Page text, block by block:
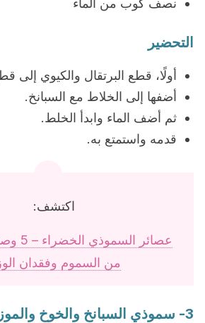
نصف كوب من الماء
التحضير
أولًا، قطع البرتقال والكيوي إلى
أضفها إلى الخلاط مع السبانخ.
ثم أضف الماء وابدأ الخلط.
قدمه واستمتع به.
اكتشف:
عصائر
من السموم وفقدان
3- سموذي السبانخ والخوخ والموز